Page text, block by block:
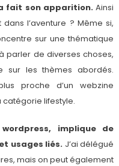
fait son apparition.Ainsi
l’aventure ? Même si,
sur une thématique
parler de diverses choses,
sur les thèmes abordés.
proche d’un webzine
catégorie lifestyle.
wordpress, implique de
usages liés. J’ai délégué
mais on peut également